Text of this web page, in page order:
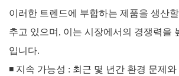
이러한 트렌드에 부합하는 제품을 생산
추고 있으며, 이는 시장에서의 경쟁력을
입니다.
◾ 지속 가능성 : 최근 몇 년간 환경 문제